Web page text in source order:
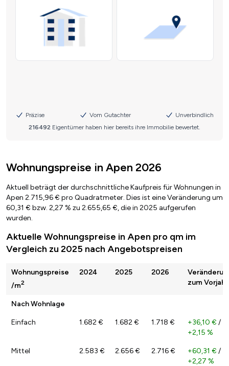
Wohnungspreise in Apen 2026
Aktuell beträgt der durchschnittliche Kaufpreis für Wohnungen in
Apen 2.715,96 € pro Quadratmeter. Dies ist eine Veränderung um
60,31 € bzw. 2,27 % zu 2.655,65 €, die in 2025 aufgerufen
wurden.
Aktuelle Wohnungspreise in Apen pro qm im
Vergleich zu 2025 nach Angebotspreisen
Wohnungspreise
/m2
2024 2025 2026
zum Vorjahr
Nach Wohnlage
Einfach 1.682 € 1.682 € 1.718 € +36,10 € /
+2,15 %
Mittel 2.583 € 2.656 € 2.716 € +60,31 € /
+2,27 %